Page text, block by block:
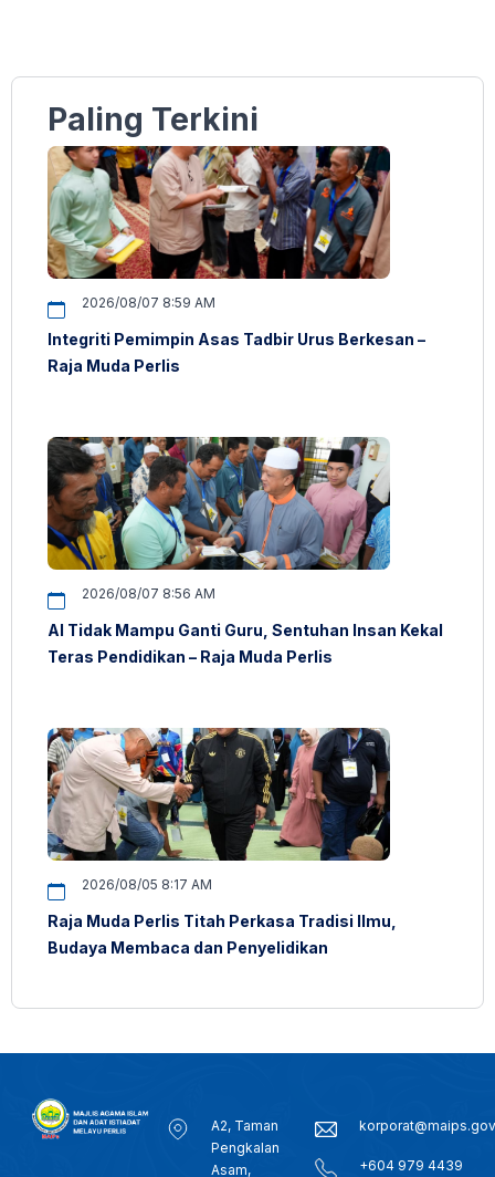
Paling Terkini
2026/08/07 8:59 AM
Integriti Pemimpin Asas Tadbir Urus Berkesan –
Raja Muda Perlis
2026/08/07 8:56 AM
AI Tidak Mampu Ganti Guru, Sentuhan Insan Kekal
Teras Pendidikan – Raja Muda Perlis
2026/08/05 8:17 AM
Raja Muda Perlis Titah Perkasa Tradisi Ilmu,
Budaya Membaca dan Penyelidikan
A2, Taman
Pengkalan
Asam,
+604 979 4439